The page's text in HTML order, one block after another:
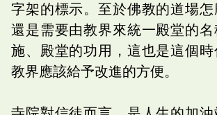
字架的標示。至於佛教的道場
還是需要由教界來統一殿堂的
施、殿堂的功用，這也是這個
教界應該給予改進的方便。